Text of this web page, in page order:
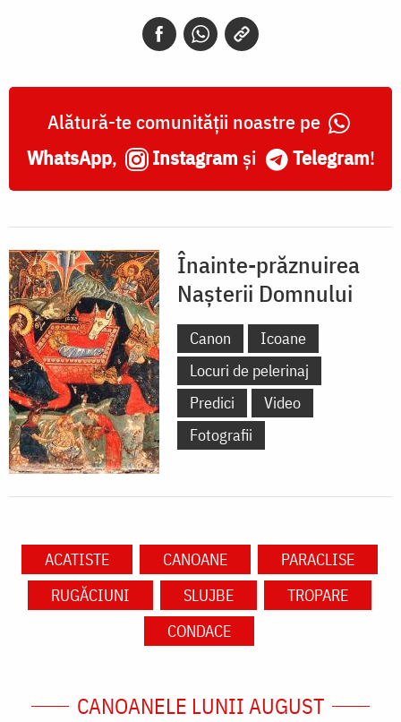
Alătură-te comunității noastre pe
WhatsApp, Instagram și Telegram!
Înainte-prăznuirea
Naşterii Domnului
Canon
Icoane
Locuri de pelerinaj
Predici
Video
Fotografii
ACATISTE CANOANE
PARACLISE
RUGĂCIUNI
SLUJBE
TROPARE
CONDACE
CANOANELE LUNII AUGUST